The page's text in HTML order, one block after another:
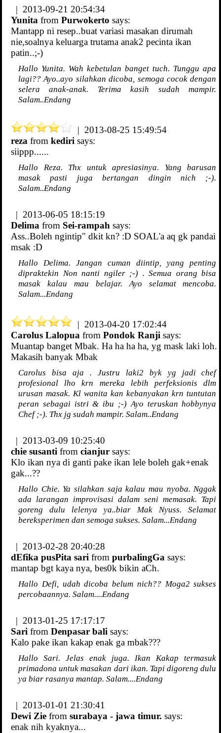
| 2013-09-21 20:54:34
Yunita from Purwokerto says:
Mantapp ni resep..buat variasi masakan dirumah
nie,soalnya keluarga trutama anak2 pecinta ikan
patin..;-)
Hallo Yunita. Wah kebetulan banget tuch. Tunggu apa
lagi?? Ayo..ayo silahkan dicoba, semoga cocok dengan
selera anak-anak. Terima kasih sudah mampir.
Salam..Endang
| 2013-08-25 15:49:54
reza from kediri says:
siippp......
Hallo Reza. Thx untuk apresiasinya. Yang barusan
masak pasti juga bertangan dingin nich ;-).
Salam..Endang
| 2013-06-05 18:15:19
Delima from Sei-rampah says:
Ass..Boleh ngintip" dkit kn? :D SOAL'a aq gk pandai
msak :D
Hallo Delima. Jangan cuman diintip, yang penting
dipraktekin Non nanti ngiler ;-) . Semua orang bisa
masak kalau mau belajar. Ayo selamat mencoba.
Salam...Endang
| 2013-04-20 17:02:44
Carolus Lalopua from Pondok Ranji says:
Muantap banget Mbak. Ha ha ha ha, yg mask laki loh.
Makasih banyak Mbak
Carolus bisa aja . Justru laki2 byk yg jadi chef
profesional lho krn mereka lebih perfeksionis dlm
urusan masak. Kl wanita kan kebanyakan krn tuntutan
peran sebagai istri & ibu ;-) Ayo teruskan hobbynya
Chef ;-). Thx jg sudah mampir. Salam..Endang
| 2013-03-09 10:25:40
chie susanti from cianjur says:
Klo ikan nya di ganti pake ikan lele boleh gak+enak
gak...??
Hallo Chie. Ya silahkan saja kalau mau nyoba. Nggak
ada larangan improvisasi dalam seni memasak. Tapi
goreng dulu lelenya ya..biar Mak Nyuss. Selamat
bereksperimen dan semoga sukses. Salam...Endang
| 2013-02-28 20:40:28
dEfika pusPita sari from purbalingGa says:
mantap bgt kaya nya, bes0k bikin aCh.
Hallo Defi, udah dicoba belum nich?? Moga2 sukses
percobaannya. Salam....Endang
| 2013-01-25 17:17:17
Sari from Denpasar bali says:
Kalo pake ikan kakap enak ga mbak???
Hallo Sari. Jelas enak juga. Ikan Kakap termasuk
primadona untuk masakan dari ikan. Tapi digoreng dulu
ya biar rasanya mantap. Salam....Endang
| 2013-01-01 21:30:41
Dewi Zie from surabaya - jawa timur. says:
enak nih kyaknya...